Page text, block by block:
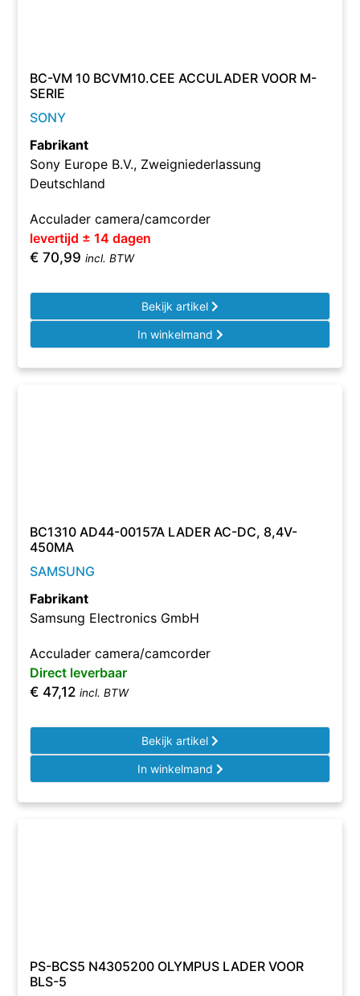
BC-VM 10 BCVM10.CEE ACCULADER VOOR M-
SERIE
SONY
Fabrikant
Sony Europe B.V., Zweigniederlassung
Deutschland
Acculader camera/camcorder
levertijd ± 14 dagen
€ 70,99 incl. BTW
Bekijk artikel
In winkelmand
BC1310 AD44-00157A LADER AC-DC, 8,4V-
450MA
SAMSUNG
Fabrikant
Samsung Electronics GmbH
Acculader camera/camcorder
Direct leverbaar
€ 47,12 incl. BTW
Bekijk artikel
In winkelmand
PS-BCS5 N4305200 OLYMPUS LADER VOOR
BLS-5